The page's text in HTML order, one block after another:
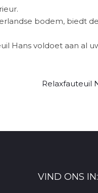
bodem, biedt
Hans voldoet aan al
Relaxfauteuil
VIND ONS IN: